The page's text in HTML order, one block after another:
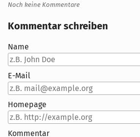
Noch keine Kommentare
Kommentar schreiben
Name
E-Mail
Homepage
Kommentar